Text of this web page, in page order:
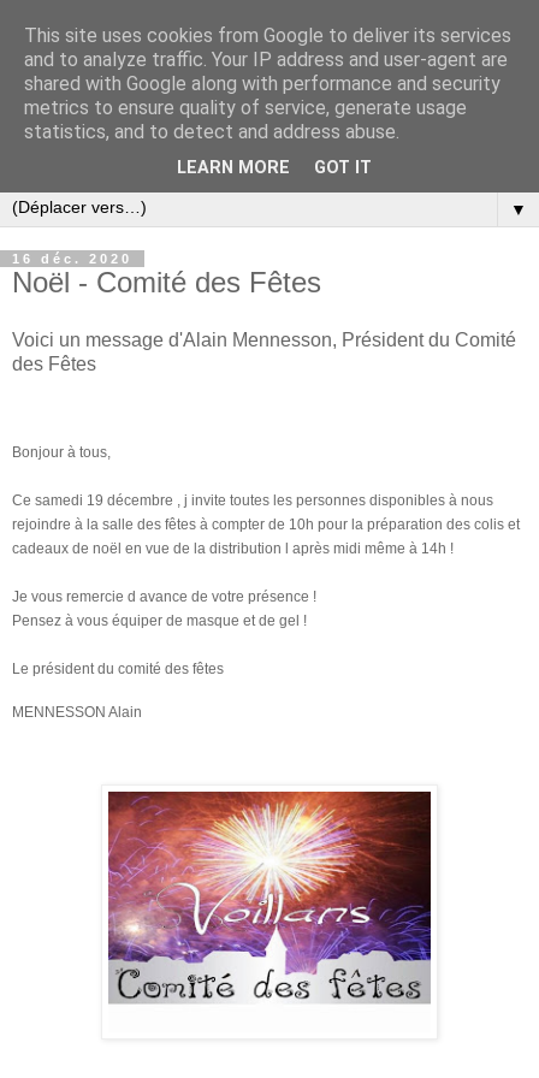
▼
16 déc. 2020
Noël - Comité des Fêtes
Voici un message d'Alain Mennesson, Président du Comité
des Fêtes
Bonjour à tous,
Ce samedi 19 décembre , j invite toutes les personnes disponibles à nous
rejoindre à la salle des fêtes à compter de 10h pour la préparation des colis et
cadeaux de noël en vue de la distribution l après midi même à 14h !
Je vous remercie d avance de votre présence !
Pensez à vous équiper de masque et de gel !
Le président du comité des fêtes
MENNESSON Alain
This site uses cookies from Google to deliver its services
and to analyze traffic. Your IP address and user-agent are
shared with Google along with performance and security
metrics to ensure quality of service, generate usage
statistics, and to detect and address abuse.
LEARN MORE GOT IT